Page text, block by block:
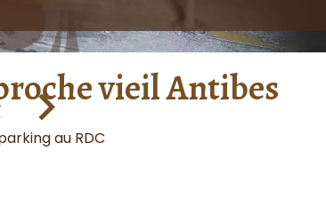
vieil Antibes
au RDC